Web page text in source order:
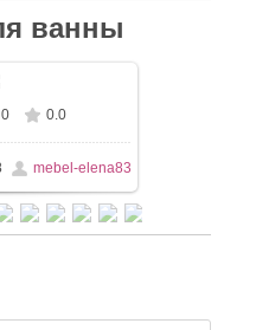
ванны
0 0.0
mebel-elena83